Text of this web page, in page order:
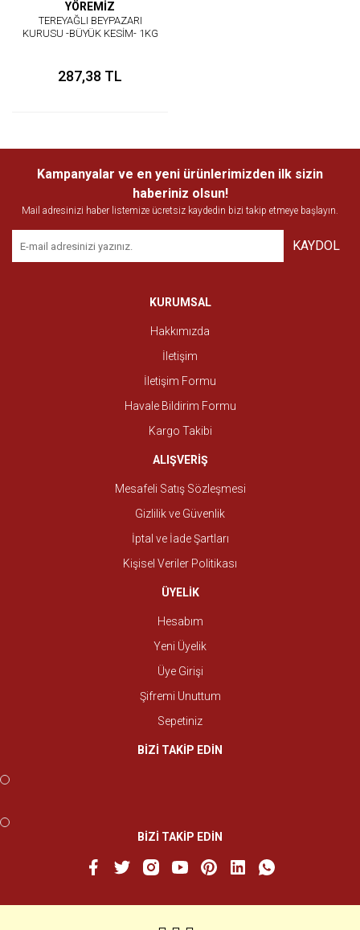
YÖREMİZ
TEREYAĞLI BEYPAZARI
KURUSU -BÜYÜK KESİM- 1KG
287,38 TL
Kampanyalar ve en yeni ürünlerimizden ilk sizin
haberiniz olsun!
Mail adresinizi haber listemize ücretsiz kaydedin bizi takip etmeye başlayın.
KAYDOL
KURUMSAL
Hakkımızda
İletişim
İletişim Formu
Havale Bildirim Formu
Kargo Takibi
ALIŞVERİŞ
Mesafeli Satış Sözleşmesi
Gizlilik ve Güvenlik
İptal ve İade Şartları
Kişisel Veriler Politikası
ÜYELİK
Hesabım
Yeni Üyelik
Üye Girişi
Şifremi Unuttum
Sepetiniz
BİZİ TAKİP EDİN
BİZİ TAKİP EDİN